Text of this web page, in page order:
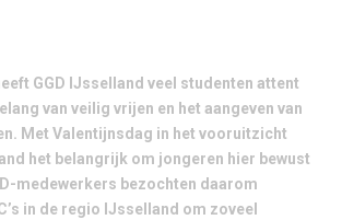
GGD IJsselland veel studenten attent
van veilig vrijen en het aangeven van
Met Valentijnsdag in het vooruitzicht
het belangrijk om jongeren hier bewust
medewerkers bezochten daarom
in de regio IJsselland om zoveel